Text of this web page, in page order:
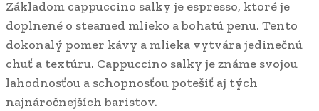
Základom cappuccino salky je espresso, ktoré je
doplnené o steamed mlieko a bohatú penu. Tento
dokonalý pomer kávy a mlieka vytvára jedinečnú
chuť a textúru. Cappuccino salky je známe svojou
lahodnosťou a schopnosťou potešiť aj tých
najnáročnejších baristov.